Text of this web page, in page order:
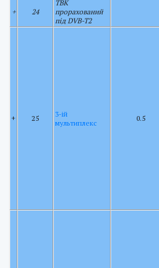
+ 24
ТВК
прорахований
під DVB-T2
+ 25
3-ій
мультиплекс
0.5